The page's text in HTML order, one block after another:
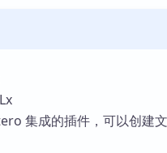
集成的插件，可以创建